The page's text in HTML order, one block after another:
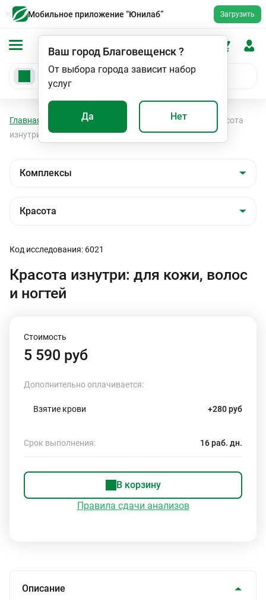
Мобильное приложение “Юнилаб” Загрузить
Ваш город Благовещенск?
От выбора города зависит набор
услуг
Да Нет
Главная Анализы Красота
Красота
изнутри: для кожи, волос и ногтей
Код исследования: 6021
Красота изнутри: для кожи, волос
и ногтей
Стоимость
5 590 руб
Дополнительно оплачивается:
Взятие крови +280 руб
Срок выполнения: 16 раб. дн.
В корзину
Правила сдачи анализов
Описание